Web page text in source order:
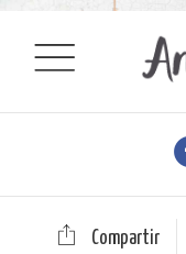
Compartir